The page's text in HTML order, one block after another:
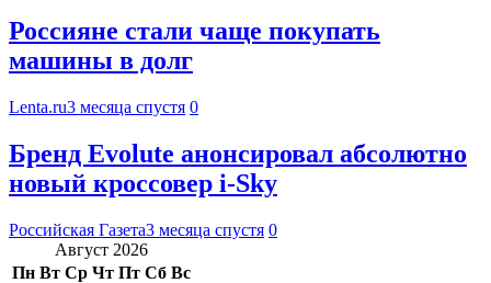
Россияне стали чаще покупать
машины в долг
Lenta.ru3 месяца спустя 0
Бренд Evolute анонсировал абсолютно
новый кроссовер i-Sky
Российская Газета3 месяца спустя 0
Август 2026
Пн Вт Ср Чт Пт Сб Вс